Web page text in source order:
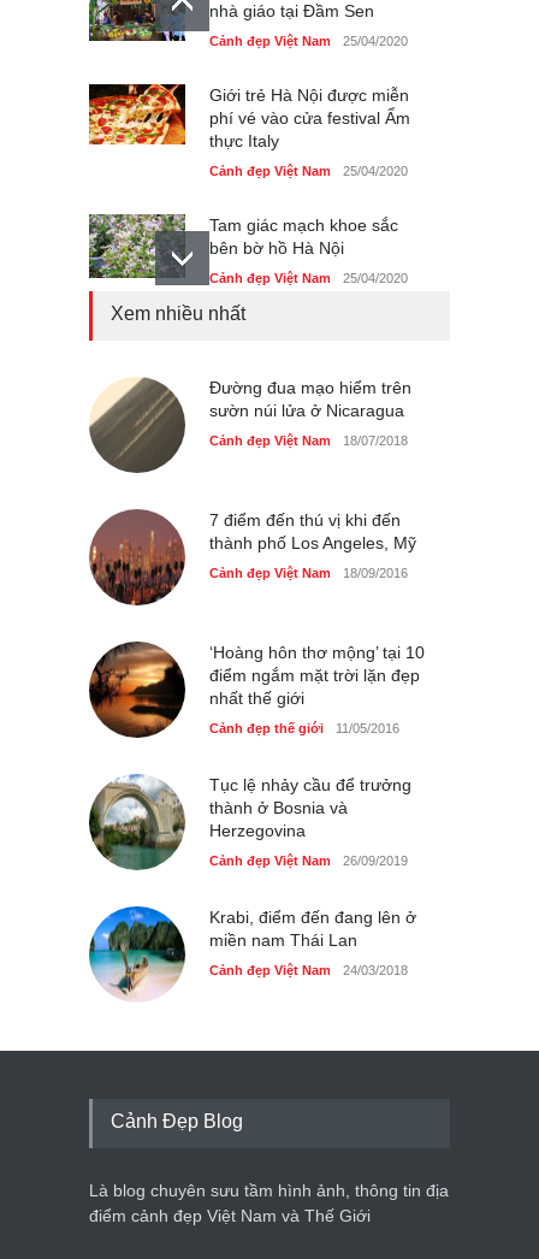
nhà giáo tại Đầm Sen
Cảnh đẹp Việt Nam 25/04/2020
Giới trẻ Hà Nội được miễn
phí vé vào cửa festival Ẩm
thực Italy
Cảnh đẹp Việt Nam 25/04/2020
Tam giác mạch khoe sắc
bên bờ hồ Hà Nội
Cảnh đẹp Việt Nam 25/04/2020
Cảnh đẹp Việt Nam 24/04/2020
Những món ăn đồng quê
Xem nhiều nhất
Đường đua mạo hiểm trên
sườn núi lửa ở Nicaragua
Cảnh đẹp Việt Nam 18/07/2018
7 điểm đến thú vị khi đến
thành phố Los Angeles, Mỹ
Cảnh đẹp Việt Nam 18/09/2016
‘Hoàng hôn thơ mộng’ tại 10
điểm ngắm mặt trời lặn đẹp
nhất thế giới
Cảnh đẹp thế giới 11/05/2016
Tục lệ nhảy cầu để trưởng
thành ở Bosnia và
Herzegovina
Cảnh đẹp Việt Nam 26/09/2019
Krabi, điểm đến đang lên ở
miền nam Thái Lan
Cảnh đẹp Việt Nam 24/03/2018
Cảnh Đẹp Blog
Là blog chuyên sưu tầm hình ảnh, thông tin địa
điểm cảnh đẹp Việt Nam và Thế Giới